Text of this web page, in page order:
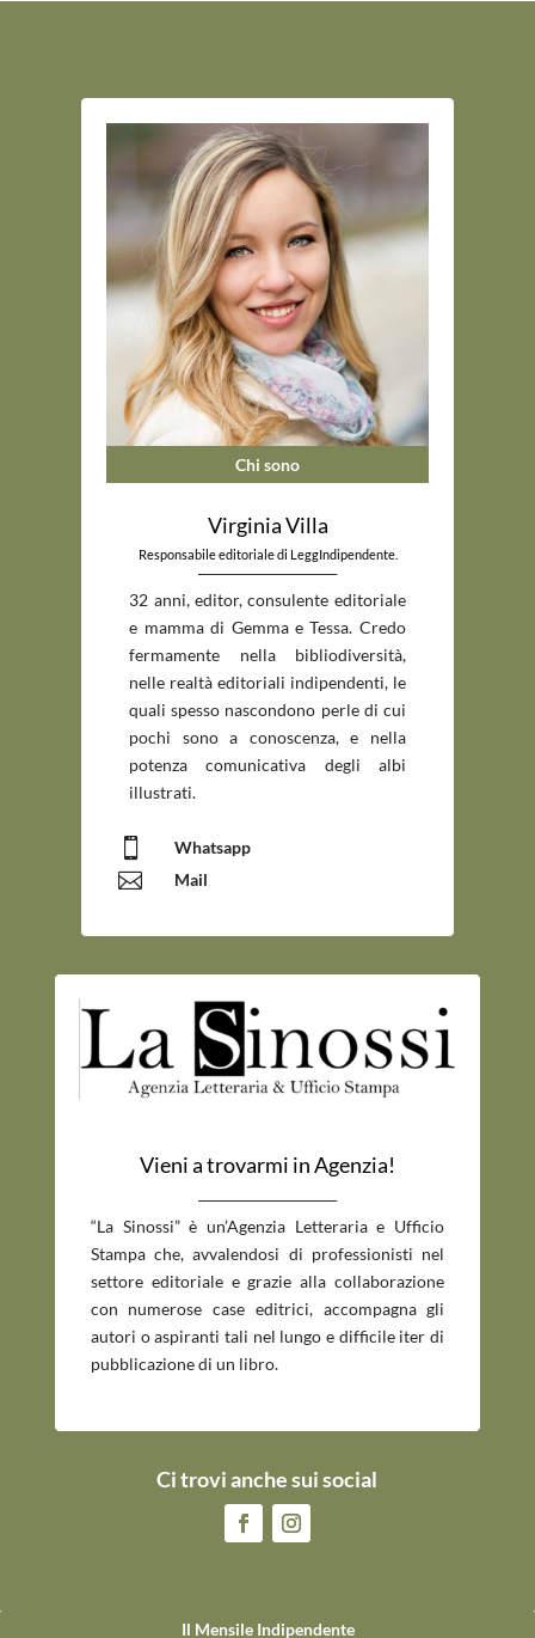
Il Mensile Indipendente
Chi sono
Virginia Villa
Responsabile editoriale di LeggIndipendente.
32 anni, editor, consulente editoriale
e mamma di Gemma e Tessa. Credo
fermamente nella bibliodiversità,
nelle realtà editoriali indipendenti, le
quali spesso nascondono perle di cui
pochi sono a conoscenza, e nella
potenza comunicativa degli albi
illustrati.
 Whatsapp
 Mail
Vieni a trovarmi in Agenzia!
“La Sinossi” è un’Agenzia Letteraria e Ufficio
Stampa che, avvalendosi di professionisti nel
settore editoriale e grazie alla collaborazione
con numerose case editrici, accompagna gli
autori o aspiranti tali nel lungo e difficile iter di
pubblicazione di un libro.
Ci trovi anche sui social